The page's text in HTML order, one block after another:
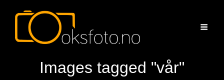
Images tagged "vår"